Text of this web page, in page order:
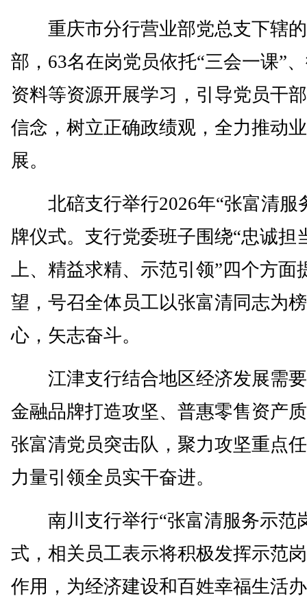
重庆市分行营业部党总支下辖的
部，63名在岗党员依托“三会一课”
资料等资源开展学习，引导党员干
信念，树立正确政绩观，全力推动
展。
北碚支行举行2026年“张富清服
牌仪式。支行党委班子围绕“忠诚担
上、精益求精、示范引领”四个方面
望，号召全体员工以张富清同志为
心，矢志奋斗。
江津支行结合地区经济发展需要
金融品牌打造攻坚、普惠零售资产
张富清党员突击队，聚力攻坚重点
力量引领全员实干奋进。
南川支行举行“张富清服务示范
式，相关员工表示将积极发挥示范
作用，为经济建设和百姓幸福生活